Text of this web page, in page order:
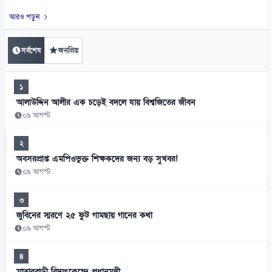
আরও পড়ুন
সর্বশেষ জনপ্রিয়
১
আলাউদ্দিন আলীর এক চড়েই বদলে যায় বিশ্বজিতের জীবন
০৯ আগস্ট
২
অবসরপ্রাপ্ত এমপিওভুক্ত শিক্ষকদের জন্য বড় সুখবর!
০৯ আগস্ট
৩
জুবিনের স্মরণে ২৫ ফুট গামছায় গানের কথা
০৯ আগস্ট
৪